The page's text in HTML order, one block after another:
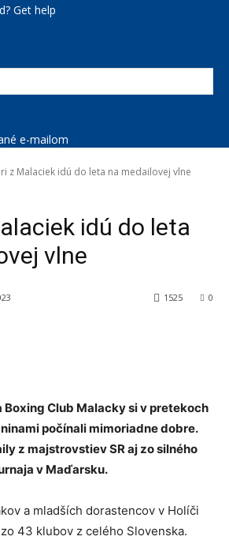
Get help
e-mailom
z Malaciek idú do leta na medailovej vlne
idú do leta
vlne
0
1525
Boxing Club Malacky si v pretekoch
počínali mimoriadne dobre.
z majstrovstiev SR aj zo silného
v Maďarsku.
a mladších dorastencov v Holíči
43 klubov z celého Slovenska.